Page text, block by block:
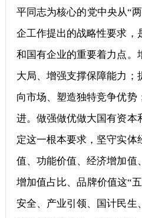
平同志为核心的党中央从“
企工作提出的战略性要求，
和国有企业的重要着力点。
大局、增强支撑保障能力；
向市场、塑造独特竞争优势
进。做强做优做大国有资本
定这一根本要求，坚守实体
值、功能价值、经济增加值
增加值占比、品牌价值这“
安全、产业引领、国计民生